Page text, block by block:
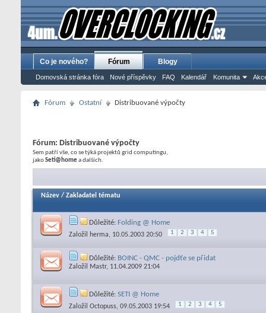
Co je nového? Fórum
Domovská stránka fóra Nové příspěvky FAQ Kalendář Komunita
Blogy
Fórum Ostatní Distribuované výpočty
Fórum: Distribuované výpočty
Sem patří vše, co se týká projektů grid computingu,
jakoSeti@homea dalších.
Název / Zakladatel tématu
Důležité: Folding @ Home
Založil herma, 10.05.2003 20:50 1 2 3 4 5
Důležité: BOINC - QMC - pojdťe se přidat
Založil Mastr, 11.04.2009 21:04
Důležité: SETI @ Home
Založil Octopuss, 09.05.2003 19:54 1 2 3 4 5